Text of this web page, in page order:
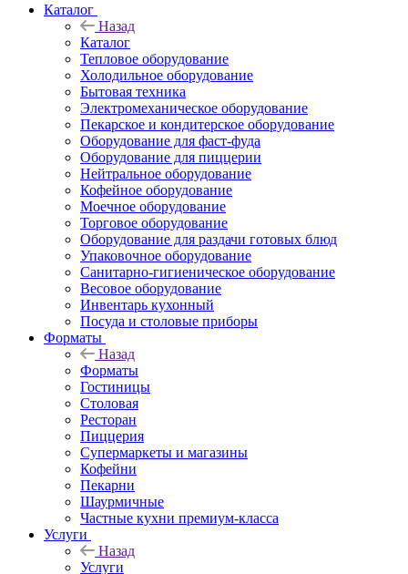
Каталог
Назад
Каталог
Тепловое оборудование
Холодильное оборудование
Бытовая техника
Электромеханическое оборудование
Пекарское и кондитерское оборудование
Оборудование для фаст-фуда
Оборудование для пиццерии
Нейтральное оборудование
Кофейное оборудование
Моечное оборудование
Торговое оборудование
Оборудование для раздачи готовых блюд
Упаковочное оборудование
Санитарно-гигиеническое оборудование
Весовое оборудование
Инвентарь кухонный
Посуда и столовые приборы
Форматы
Назад
Форматы
Гостиницы
Столовая
Ресторан
Пиццерия
Супермаркеты и магазины
Кофейни
Пекарни
Шаурмичные
Частные кухни премиум-класса
Услуги
Назад
Услуги